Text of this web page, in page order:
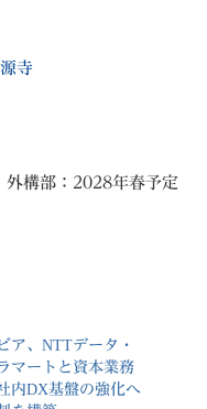
寺
外構部：2028年春予定
ア、NTTデータ・
マートと資本業務
内DX基盤の強化へ